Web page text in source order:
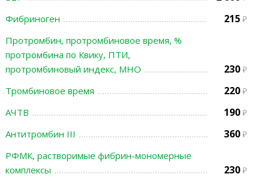
Фибриноген 215
Протромбин, протромбиновое время, %
протромбина по Квику, ПТИ,
протромбиновый индекс, МНО
230
Тромбиновое время 220
АЧТВ 190
Антитромбин III 360
РФМК, растворимые фибрин-мономерные
комплексы
230